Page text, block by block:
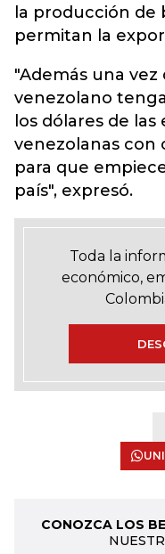
la producción de
permitan la
"Además una
venezolano
los dólares de
venezolanas con
para que
país", expresó.
Toda la
económico,
CONOZCA LOS